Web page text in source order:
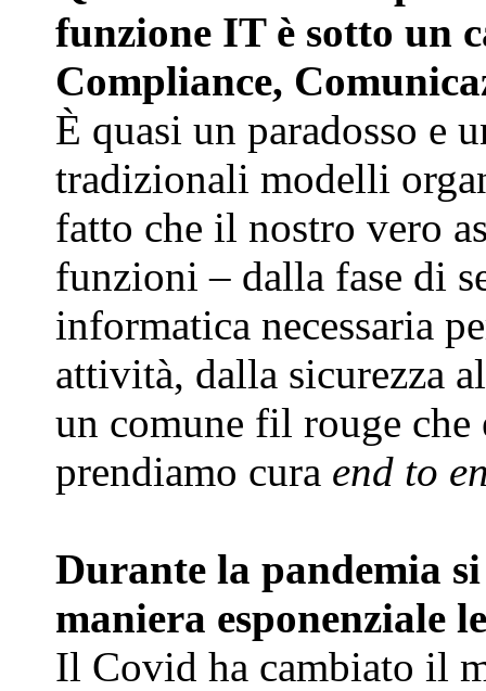
funzione IT è sotto un
Compliance,
È quasi un paradosso e
tradizionali modelli
fatto che il nostro vero
funzioni – dalla fase di
informatica necessaria
attività, dalla sicurezza
un comune fil rouge
prendiamo cura end to
Durante la pandemia
maniera esponenziale
Il Covid ha cambiato il